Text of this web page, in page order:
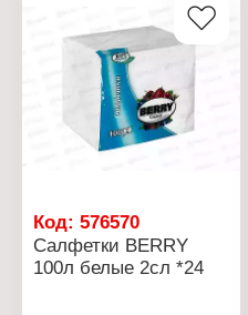
Код: 576570
Салфетки BERRY
100л белые 2сл *24